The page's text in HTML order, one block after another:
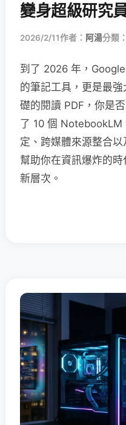
變身超級研究
2026/2/11作者： 阿湯分類：
到了 2026 年，
的筆記工具，更是最
礎的閱讀 PDF，你是
了 10 個 NotebookLM
定、跨媒體來源整合
幫助你在資訊爆炸的
新層次。